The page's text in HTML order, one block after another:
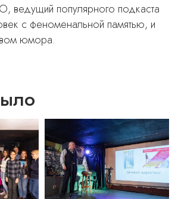
ведущий популярного подкаста
с феноменальной памятью, и
юмора.